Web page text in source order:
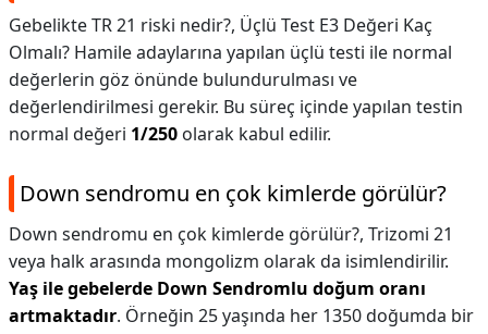
Gebelikte TR 21 riski nedir?, Üçlü Test E3 Değeri Kaç
Olmalı? Hamile adaylarına yapılan üçlü testi ile normal
değerlerin göz önünde bulundurulması ve
değerlendirilmesi gerekir. Bu süreç içinde yapılan testin
normal değeri 1/250 olarak kabul edilir.
Down sendromu en çok kimlerde görülür?
Down sendromu en çok kimlerde görülür?, Trizomi 21
veya halk arasında mongolizm olarak da isimlendirilir.
Yaş ile gebelerde Down Sendromlu doğum oranı
artmaktadır. Örneğin 25 yaşında her 1350 doğumda bir